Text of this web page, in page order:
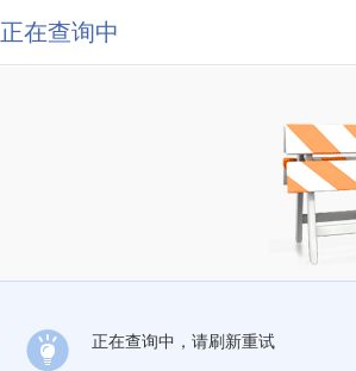
正在查询中
正在查询中，请刷新重试